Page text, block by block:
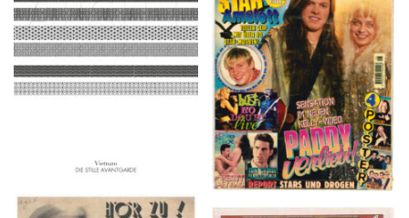
2016
BRAVO – Nr. 8, 13. Febr.
1997